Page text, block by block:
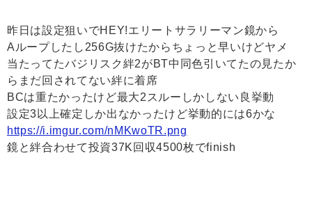
昨日は設定狙いでHEY!エリートサラリーマン鏡から
Aループしたし256G抜けたからちょっと早いけどヤメ
当たってたバジリスク絆2がBT中同色引いてたの見たか
らまだ回されてない絆に着席
BCは重たかったけど最大2スルーしかしない良挙動
設定3以上確定しか出なかったけど挙動的には6かな
https://i.imgur.com/nMKwoTR.png
鏡と絆合わせて投資37K回収4500枚でfinish